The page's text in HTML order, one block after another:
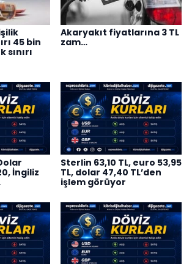
45 bin
sınırı
Akaryakıt fiyatlarına 3 TL
zam…
İngiliz
Sterlin 63,10 TL, euro 53,95
TL, dolar 47,40 TL’den
işlem görüyor